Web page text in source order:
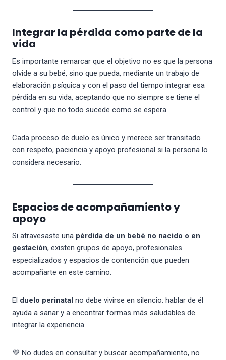
Integrar la pérdida como parte de la
vida
Es importante remarcar que el objetivo no es que la persona
olvide a su bebé, sino que pueda, mediante un trabajo de
elaboración psíquica y con el paso del tiempo integrar esa
pérdida en su vida, aceptando que no siempre se tiene el
control y que no todo sucede como se espera.
Cada proceso de duelo es único y merece ser transitado
con respeto, paciencia y apoyo profesional si la persona lo
considera necesario.
Espacios de acompañamiento y
apoyo
Si atravesaste una pérdida de un bebé no nacido o en
gestación, existen grupos de apoyo, profesionales
especializados y espacios de contención que pueden
acompañarte en este camino.
El duelo perinatal no debe vivirse en silencio: hablar de él
ayuda a sanar y a encontrar formas más saludables de
integrar la experiencia.
💜 No dudes en consultar y buscar acompañamiento, no